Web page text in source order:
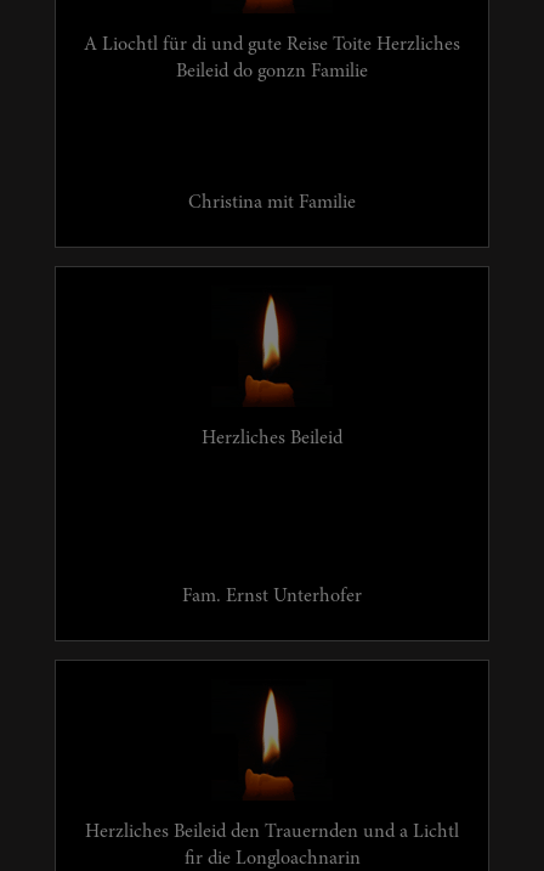
A Liochtl für di und gute Reise Toite Herzliches
Beileid do gonzn Familie
Christina mit Familie
Herzliches Beileid
Fam. Ernst Unterhofer
Herzliches Beileid den Trauernden und a Lichtl
fir die Longloachnarin